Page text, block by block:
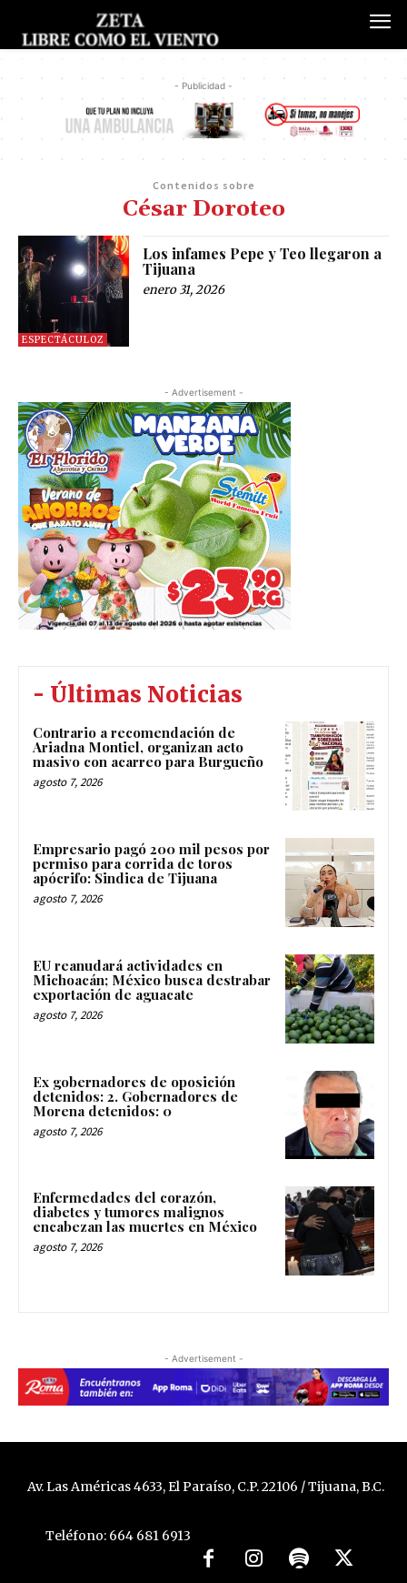
- Publicidad -
Contenidos sobre
César Doroteo
ESPECTÁCULOZ
Los infames Pepe y Teo llegaron a
Tijuana
enero 31, 2026
- Advertisement -
- Últimas Noticias
Contrario a recomendación de
Ariadna Montiel, organizan acto
masivo con acarreo para Burgueño
agosto 7, 2026
Empresario pagó 200 mil pesos por
permiso para corrida de toros
apócrifo: Sindica de Tijuana
agosto 7, 2026
EU reanudará actividades en
Michoacán; México busca destrabar
exportación de aguacate
agosto 7, 2026
Ex gobernadores de oposición
detenidos: 2. Gobernadores de
Morena detenidos: 0
agosto 7, 2026
Enfermedades del corazón,
diabetes y tumores malignos
encabezan las muertes en México
agosto 7, 2026
- Advertisement -
Av. Las Américas 4633, El Paraíso, C.P. 22106 / Tijuana, B.C.
Teléfono: 664 681 6913